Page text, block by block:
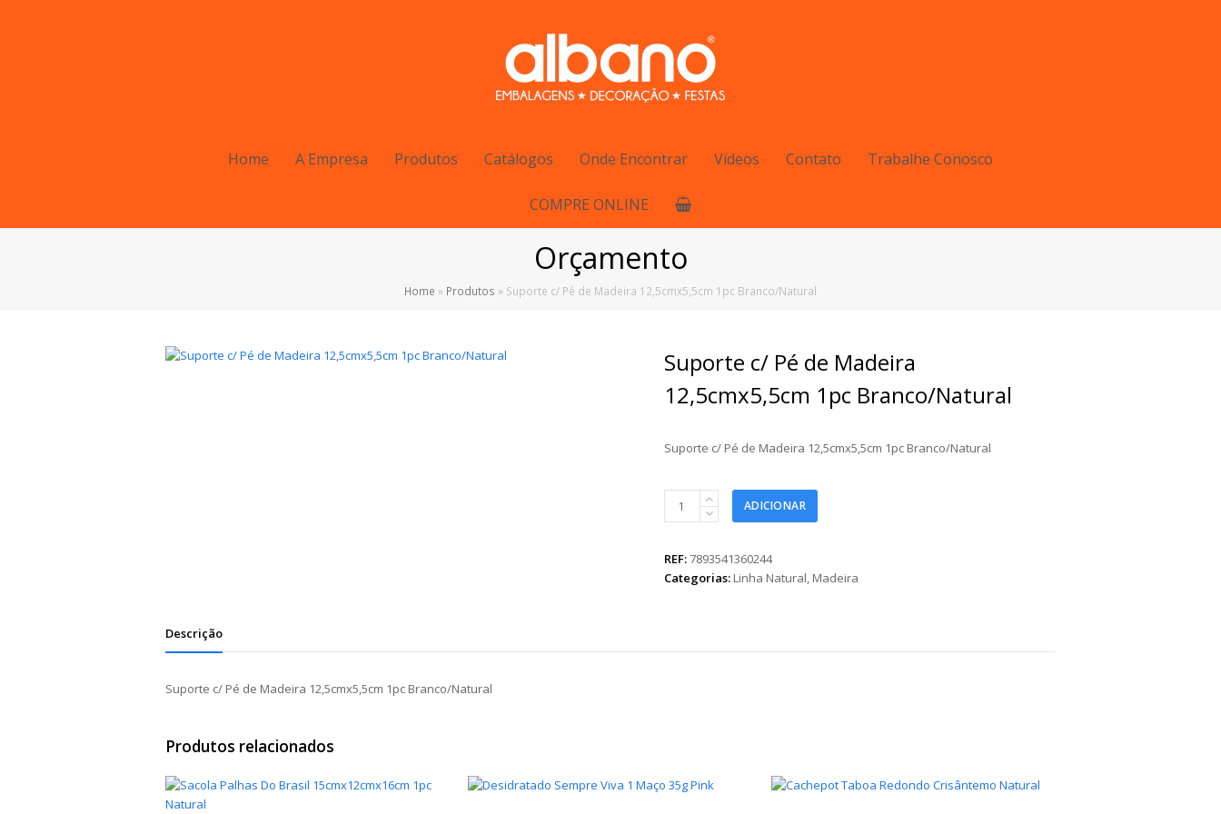
Home A Empresa Produtos Catálogos Onde Encontrar Vídeos Contato Trabalhe Conosco
COMPRE ONLINE
Orçamento
Home » Produtos » Suporte c/ Pé de Madeira 12,5cmx5,5cm 1pc Branco/Natural
Suporte c/ Pé de Madeira
12,5cmx5,5cm 1pc Branco/Natural
Suporte c/ Pé de Madeira 12,5cmx5,5cm 1pc Branco/Natural
Suporte
de
Madeira
ADICIONAR
REF:7893541360244
Categorias: Linha Natural, Madeira
Descrição
Suporte c/ Pé de Madeira 12,5cmx5,5cm 1pc Branco/Natural
Produtos relacionados